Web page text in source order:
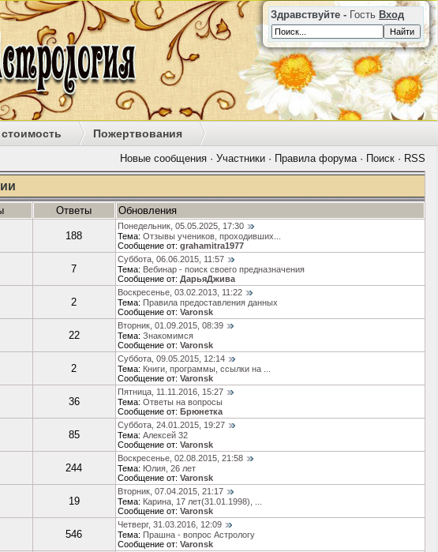
Здравствуйте - Гость Вход
Пожертвования
Новые сообщения· Участники· Правила форума· Поиск· RSS
Ответы Обновления
188
Понедельник, 05.05.2025, 17:30
Тема: Отзывы учеников, проходивших...
Сообщение от: grahamitra1977
7
Суббота, 06.06.2015, 11:57
Тема: Вебинар - поиск своего предназначения
Сообщение от: ДарьяДжива
2
Воскресенье, 03.02.2013, 11:22
Тема: Правила предоставления данных
Сообщение от: Varonsk
22
Вторник, 01.09.2015, 08:39
Тема: Знакомимся
Сообщение от: Varonsk
2
Суббота, 09.05.2015, 12:14
Тема: Книги, программы, ссылки на ...
Сообщение от: Varonsk
36
Пятница, 11.11.2016, 15:27
Тема: Ответы на вопросы
Сообщение от: Брюнетка
85
Суббота, 24.01.2015, 19:27
Тема: Алексей 32
Сообщение от: Varonsk
244
Воскресенье, 02.08.2015, 21:58
Тема: Юлия, 26 лет
Сообщение от: Varonsk
19
Вторник, 07.04.2015, 21:17
Тема: Карина, 17 лет(31.01.1998), ...
Сообщение от: Varonsk
546
Четверг, 31.03.2016, 12:09
Тема: Прашна - вопрос Астрологу
Сообщение от: Varonsk